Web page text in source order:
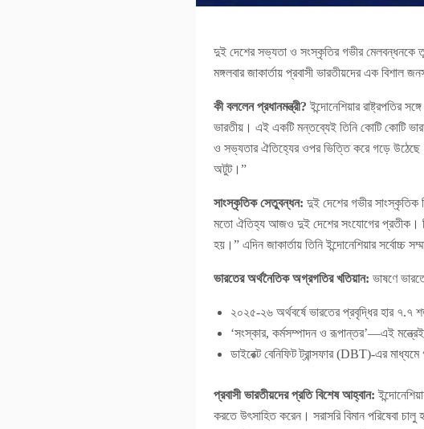
দুই দেশের সভ্যতা ও সংস্কৃতির গভীর মেলবন্ধনকে
মঙ্গলবার জাকার্তায় প্রবাসী ভারতীয়দের এক বিশাল
কী বললেন প্রধানমন্ত্রী? ইন্দোনেশিয়ার রাষ্ট্রপতির
ভারতীয়। এই একটি মন্তব্যেই তিনি কোটি কোটি
ও সভ্যতার ঐতিহ্যের ওপর ভিত্তি করে গড়ে
অটুট।”
সাংস্কৃতিক সেতুবন্ধন: দুই দেশের গভীর সাংস্কৃতিক
মতো ঐতিহ্য আজও দুই দেশের সংযোগের প্রতীক।
হয়।” এদিন জাকার্তায় তিনি ইন্দোনেশিয়ার
ভারতের অর্থনৈতিক অগ্রগতির খতিয়ান: ভাষণে
২০২৫-২৬ অর্থবর্ষে ভারতের প্রবৃদ্ধির হার ৭.৭
‘সংস্কার, কর্মসম্পাদন ও রূপান্তর’—এই
ডাইরেক্ট বেনিফিট ট্রান্সফার (DBT)-এর
প্রবাসী ভারতীয়দের প্রতি বিশেষ আহ্বান:
করতে উৎসাহিত করেন। সরাসরি বিমান পরিষেবা